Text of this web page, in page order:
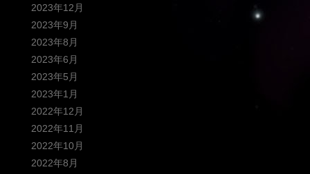
2023年12月
2023年9月
2023年8月
2023年6月
2023年5月
2023年1月
2022年12月
2022年11月
2022年10月
2022年8月